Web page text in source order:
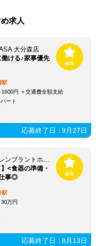
求人
大分森店
働ける♪家事優先
駅
1600円 ＋交通費全額支給
ート
応募終了日：9月27日
(株)セントラルサービスシステム レンブラントホテル大分 【136SO】
<食器の準備・
事◎
駅
万円
応募終了日：8月13日